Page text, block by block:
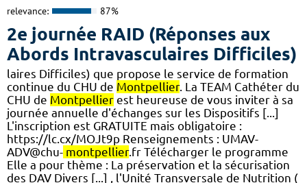
relevance: 87%
2e journée RAID (Réponses aux
Abords Intravasculaires Difficiles)
laires Difficiles) que propose le service de formation
continue du CHU de Montpellier. La TEAM Cathéter du
CHU de Montpellier est heureuse de vous inviter à sa
journée annuelle d'échanges sur les Dispositifs [...]
L'inscription est GRATUITE mais obligatoire :
https://lc.cx/MOJt9p Renseignements : UMAV-
ADV@chu- montpellier.fr Télécharger le programme​
Elle a pour thème : La préservation et la sécurisation
des DAV Divers [...] , l'Unité Transversale de Nutrition (